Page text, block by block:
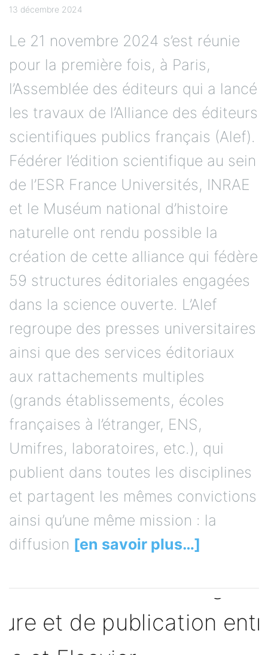
13 décembre 2024
Le 21 novembre 2024 s’est réunie
pour la première fois, à Paris,
l’Assemblée des éditeurs qui a lancé
les travaux de l’Alliance des éditeurs
scientifiques publics français (Alef).
Fédérer l’édition scientifique au sein
de l’ESR France Universités, INRAE
et le Muséum national d’histoire
naturelle ont rendu possible la
création de cette alliance qui fédère
59 structures éditoriales engagées
dans la science ouverte. L’Alef
regroupe des presses universitaires
ainsi que des services éditoriaux
aux rattachements multiples
(grands établissements, écoles
françaises à l’étranger, ENS,
Umifres, laboratoires, etc.), qui
publient dans toutes les disciplines
et partagent les mêmes convictions
ainsi qu’une même mission : la
diffusion [en savoir plus…]